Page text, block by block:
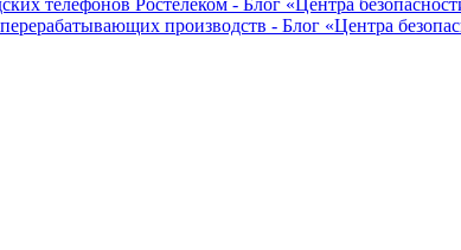
телефонов Ростелеком - Блог «Центра
производств - Блог «Центра